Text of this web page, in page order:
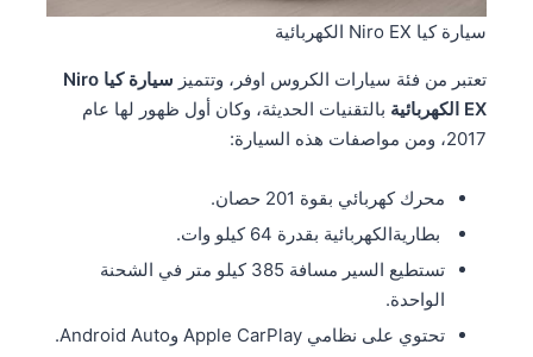
سيارة كيا Niro EX الكهربائية
تعتبر من فئة سيارات الكروس اوفر، وتتميز
سيارة كيا Niro
EX الكهربائية
بالتقنيات الحديثة، وكان أول ظهور لها عام
2017، ومن مواصفات هذه السيارة:
محرك كهربائي بقوة 201 حصان.
بطاريةالكهربائية بقدرة 64 كيلو وات.
تستطيع السير مسافة 385 كيلو متر في الشحنة
الواحدة.
تحتوي على نظامي Apple CarPlay وAndroid Auto.